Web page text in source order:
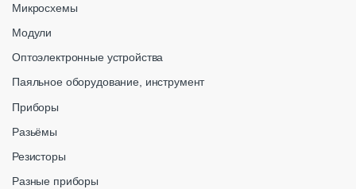
Микросхемы
Модули
Оптоэлектронные устройства
Паяльное оборудование, инструмент
Приборы
Разьёмы
Резисторы
Разные приборы